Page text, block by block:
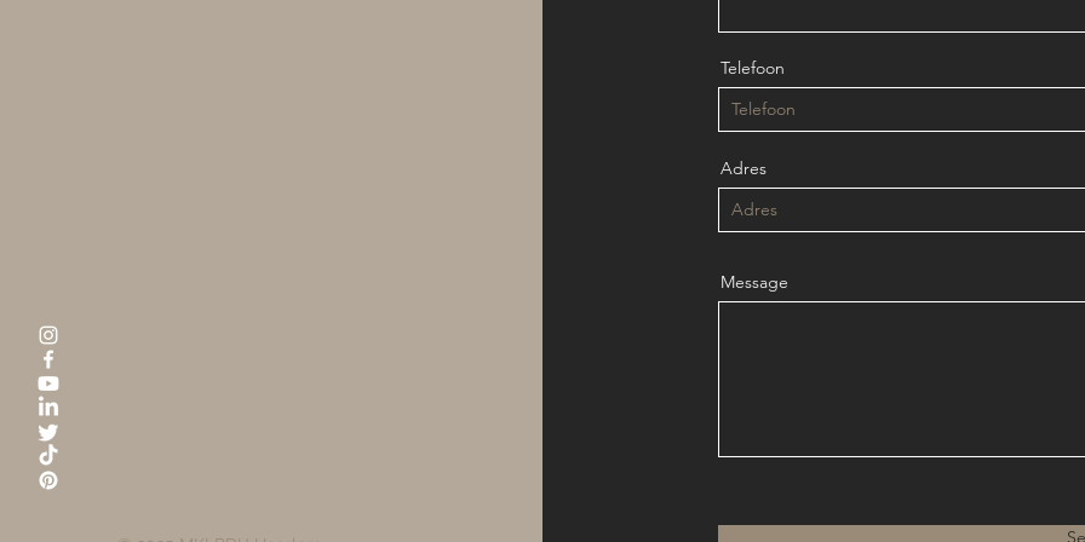
Telefoon
Adres
Message